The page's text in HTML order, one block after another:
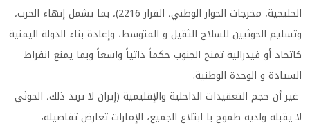
الخليجية، مخرجات الحوار الوطني، القرار 2216)، بما يشمل إنهاء الحرب،
وتسليم الحوثيين للسلاح الثقيل و المتوسط، وإعادة بناء الدولة اليمنية
كاتحاد أو فيدرالية تمنح الجنوب حكماً ذاتياً واسعاً وبما يمنع انفراط
السيادة و الوحدة الوطنية.
غير أن حجم التعقيدات الداخلية والإقليمية (إيران لا تريد ذلك، الحوثي
لا يقبله ولديه طموح با ابتلاع الجميع، الإمارات تعارض تفاصيله،